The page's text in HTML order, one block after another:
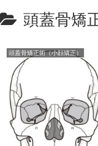
頭蓋骨矯
頭蓋骨矯正術（小顔矯正）